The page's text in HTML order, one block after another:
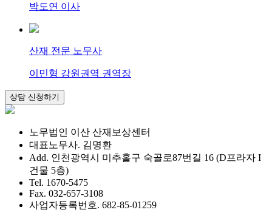
박도연 이사
산재 전문 노무사
이민형 강원권역 권역장
노무법인 이산 산재보상센터
대표노무사. 김명환
Add. 인천광역시 미추홀구 숙골로87번길 16 (D프라자 I
건물 5층)
Tel. 1670-5475
Fax. 032-657-3108
사업자등록번호. 682-85-01259